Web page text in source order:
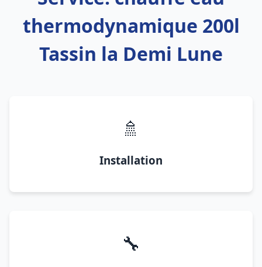
thermodynamique 200l
Tassin la Demi Lune
🚿
Installation
🔧